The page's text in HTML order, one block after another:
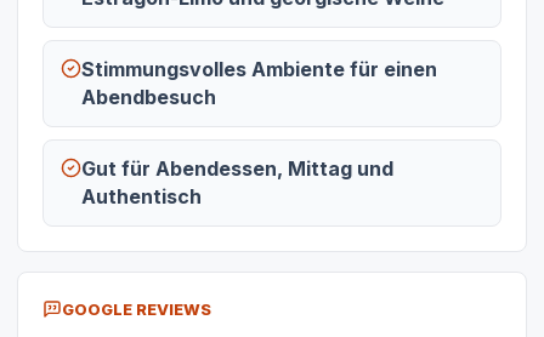
Stimmungsvolles Ambiente für einen
Abendbesuch
Gut für Abendessen, Mittag und
Authentisch
GOOGLE REVIEWS